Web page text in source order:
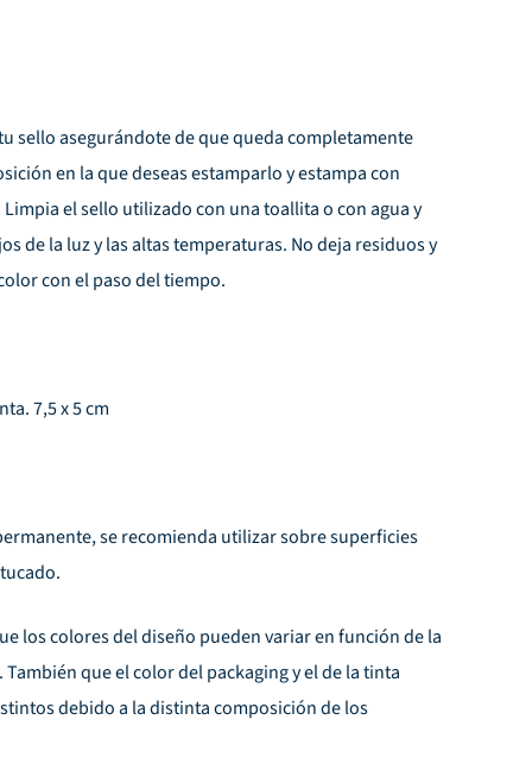
sello asegurándote de que queda completamente
en la que deseas estamparlo y estampa con
el sello utilizado con una toallita o con agua y
de la luz y las altas temperaturas. No deja residuos y
con el paso del tiempo.
7,5 x 5 cm
se recomienda utilizar sobre superficies
los colores del diseño pueden variar en función de la
que el color del packaging y el de la tinta
debido a la distinta composición de los